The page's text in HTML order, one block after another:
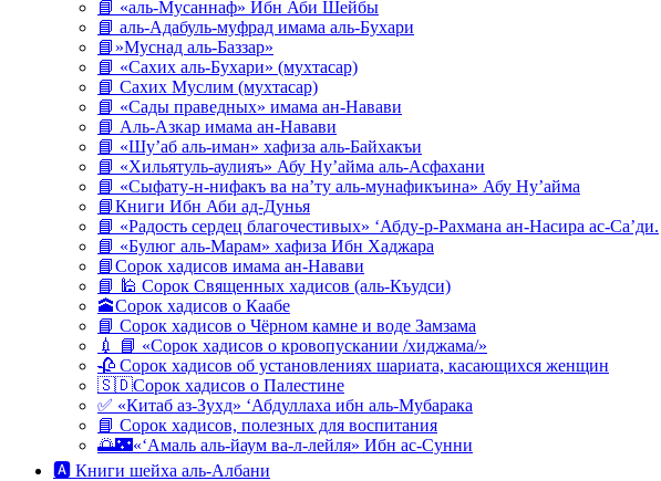
📘 «аль-Мусаннаф» Ибн Аби Шейбы
📘 аль-Адабуль-муфрад имама аль-Бухари
📘»Муснад аль-Баззар»
📘 «Сахих аль-Бухари» (мухтасар)
📘 Сахих Муслим (мухтасар)
📘 «Сады праведных» имама ан-Навави
📘 Аль-Азкар имама ан-Навави
📘 «Шу’аб аль-иман» хафиза аль-Байхакъи
📘 «Хильятуль-аулияъ» Абу Ну’айма аль-Асфахани
📘 «Сыфату-н-нифакъ ва на’ту аль-мунафикъина» Абу Ну’айма
📘Книги Ибн Аби ад-Дунья
📘 «Радость сердец благочестивых» ‘Абду-р-Рахмана ан-Насира ас-Са’ди.
📘 «Булюг аль-Марам» хафиза Ибн Хаджара
📘Сорок хадисов имама ан-Навави
📘 🕌 Сорок Священных хадисов (аль-Къудси)
🕋Сорок хадисов о Каабе
📘 Сорок хадисов о Чёрном камне и воде Замзама
💉 📘 «Сорок хадисов о кровопускании /хиджама/»
🥀 Сорок хадисов об установлениях шариата, касающихся женщин
🇸🇩Сорок хадисов о Палестине
✅ «Китаб аз-Зухд» ‘Абдуллаха ибн аль-Мубарака
📘 Сорок хадисов, полезных для воспитания
🌅🌃«‘Амаль аль-йаум ва-л-лейля» Ибн ас-Сунни
🅰 Книги шейха аль-Албани